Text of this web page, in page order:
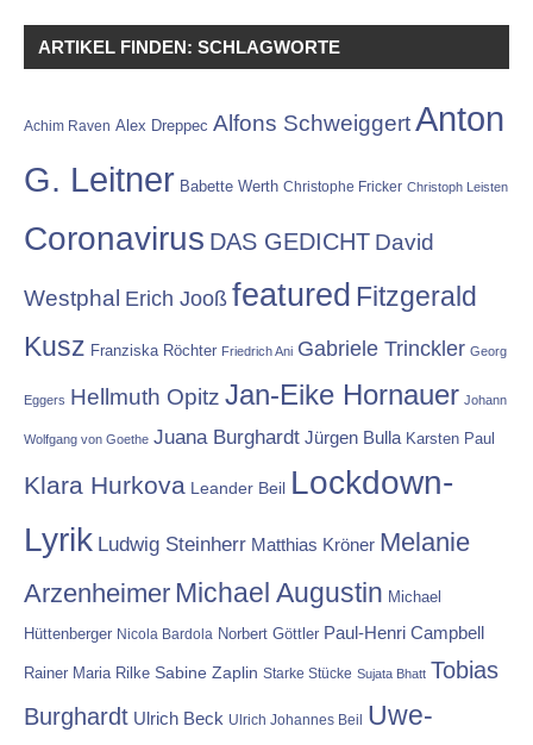
ARTIKEL FINDEN: SCHLAGWORTE
Achim Raven Alex Dreppec Alfons SchweiggertAnton
G. Leitner Babette Werth Christophe Fricker Christoph Leisten
Coronavirus DAS GEDICHT David
Westphal Erich Jooß featured Fitzgerald
Kusz Franziska Röchter Friedrich Ani Gabriele Trinckler Georg
Eggers Hellmuth Opitz Jan-Eike Hornauer Johann
Wolfgang von Goethe Juana Burghardt Jürgen Bulla Karsten Paul
Klara Hurkova Leander Beil Lockdown-
Lyrik Ludwig Steinherr Matthias Kröner Melanie
Arzenheimer Michael Augustin Michael
Hüttenberger Nicola Bardola Norbert Göttler Paul-Henri Campbell
Rainer Maria Rilke Sabine Zaplin Starke Stücke Sujata Bhatt Tobias
Burghardt Ulrich Beck Ulrich Johannes Beil Uwe-